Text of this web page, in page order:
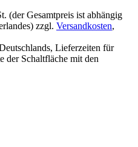
(der Gesamtpreis ist abhängig
zzgl. Versandkosten,
Lieferzeiten für
der Schaltfläche mit den